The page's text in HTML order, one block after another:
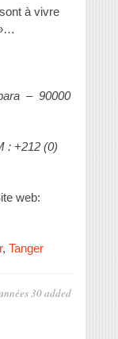
à vivre
– 90000
: +212 (0)
web:
, Tanger
30added